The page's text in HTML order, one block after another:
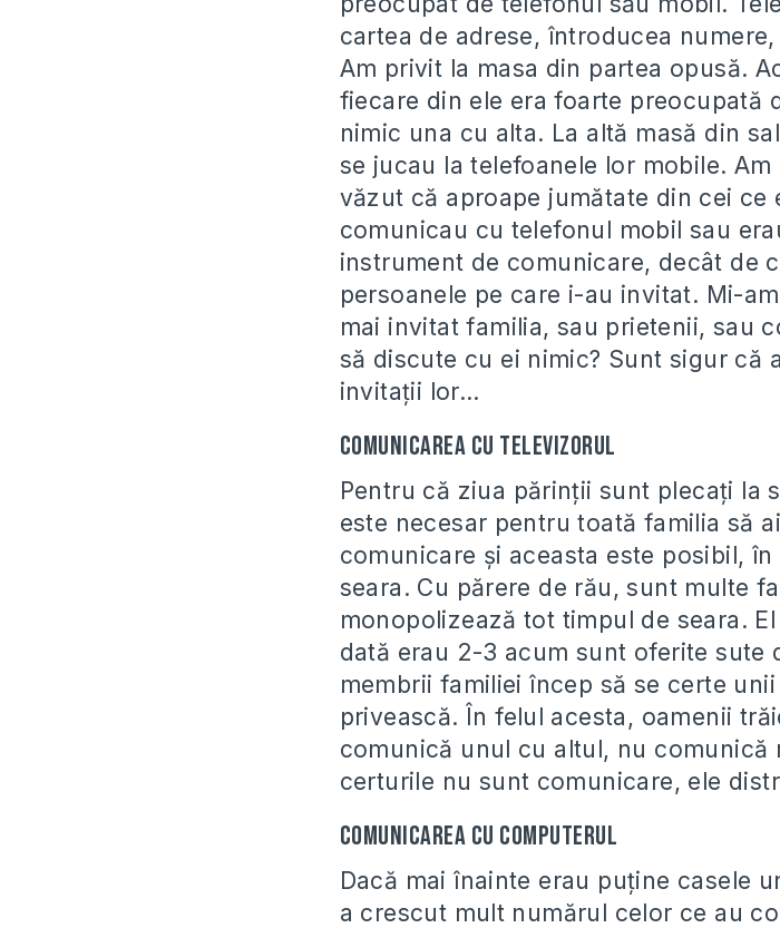
cartea de adrese, întroducea
Am privit la masa din partea opusă.
fiecare din ele era foarte preocupată
nimic una cu alta. La altă masă din
se jucau la telefoanele lor mobile.
văzut că aproape jumătate din cei
comunicau cu telefonul mobil sau
instrument de comunicare, decât de
persoanele pe care i-au invitat. Mi-
mai invitat familia, sau prietenii, sau
să discute cu ei nimic? Sunt sigur că
invitaţii lor…
Comunicarea cu televizorul
Pentru că ziua părinţii sunt plecaţi la
este necesar pentru toată familia să
comunicare şi aceasta este posibil,
seara. Cu părere de rău, sunt multe
monopolizează tot timpul de seara.
dată erau 2-3 acum sunt oferite sute
membrii familiei încep să se certe
privească. În felul acesta, oamenii
comunică unul cu altul, nu comunică
certurile nu sunt comunicare, ele
Comunicarea cu computerul
Dacă mai înainte erau puţine casele
a crescut mult numărul celor ce au